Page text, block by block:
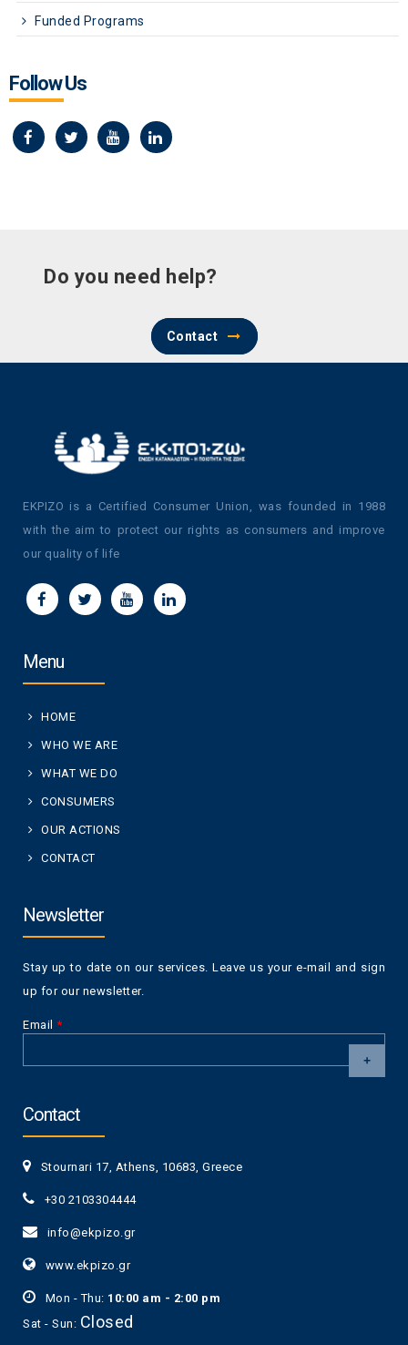
Funded Programs
Follow Us
Do you need help?
Contact
EKPIZO is a Certified Consumer Union, was founded in 1988
with the aim to protect our rights as consumers and improve
our quality of life
Menu
HOME
WHO WE ARE
WHAT WE DO
CONSUMERS
OUR ACTIONS
CONTACT
Newsletter
Stay up to date on our services. Leave us your e-mail and sign
up for our newsletter.
Email *
question is
for testing
not you are a
and to
automated
submissions.
5+2
Contact
Stournari 17, Athens, 10683, Greece
+30 2103304444
info@ekpizo.gr
www.ekpizo.gr
Mon - Thu: 10:00 am - 2:00 pm
Sat - Sun: Closed